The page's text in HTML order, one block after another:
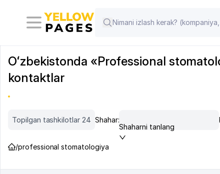
Oʻzbekistonda «Professional
kontaktlar
Topilgan tashkilotlar 24 Shahar:
Shaharni tanlang
/professional stomatologiya